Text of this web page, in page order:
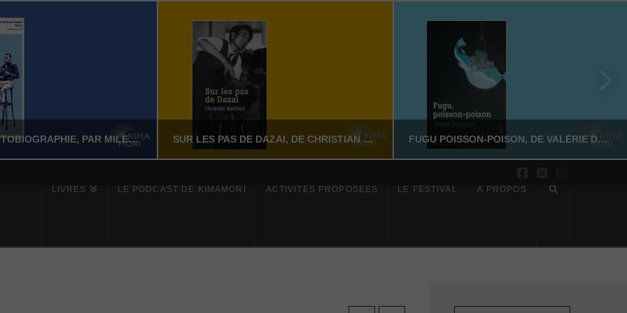
MILES – L’AUTOBIOGRAPHIE, PAR MILES DAVIS AVEC QUINCY TROUPE SUR LES PAS DE DAZAI, DE CHRISTIAN MERLHIOT FUGU POISSON-POISON, DE VALÉRIE DOUNIAUX
Facebook
X
LIVRES LE PODCAST DE KIMAMORI ACTIVITÉS PROPOSÉES LE FESTIVAL À PROPOS